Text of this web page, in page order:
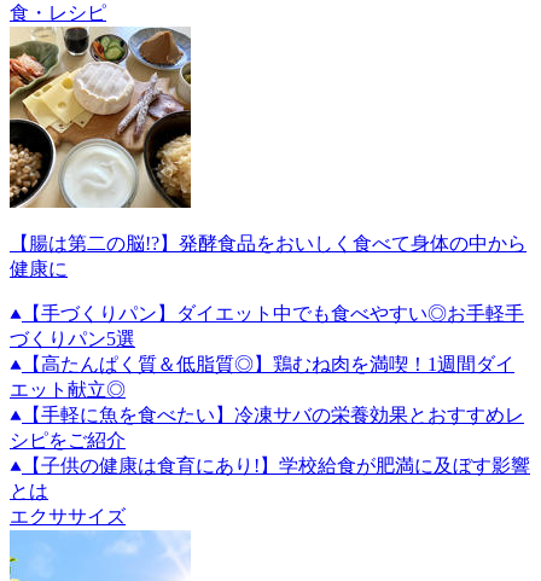
食・レシピ
【腸は第二の脳!?】発酵食品をおいしく食べて身体の中から
健康に
【手づくりパン】ダイエット中でも食べやすい◎お手軽手
づくりパン5選
【高たんぱく質＆低脂質◎】鶏むね肉を満喫！1週間ダイ
エット献立◎
【手軽に魚を食べたい】冷凍サバの栄養効果とおすすめレ
シピをご紹介
【子供の健康は食育にあり!】学校給食が肥満に及ぼす影響
とは
エクササイズ